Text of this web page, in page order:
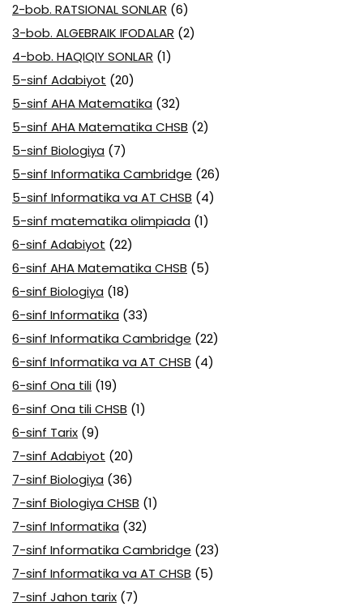
2-bob. RATSIONAL SONLAR (6)
3-bob. ALGEBRAIK IFODALAR (2)
4-bob. HAQIQIY SONLAR (1)
5-sinf Adabiyot (20)
5-sinf AHA Matematika (32)
5-sinf AHA Matematika CHSB (2)
5-sinf Biologiya (7)
5-sinf Informatika Cambridge (26)
5-sinf Informatika va AT CHSB (4)
5-sinf matematika olimpiada (1)
6-sinf Adabiyot (22)
6-sinf AHA Matematika CHSB (5)
6-sinf Biologiya (18)
6-sinf Informatika (33)
6-sinf Informatika Cambridge (22)
6-sinf Informatika va AT CHSB (4)
6-sinf Ona tili (19)
6-sinf Ona tili CHSB (1)
6-sinf Tarix (9)
7-sinf Adabiyot (20)
7-sinf Biologiya (36)
7-sinf Biologiya CHSB (1)
7-sinf Informatika (32)
7-sinf Informatika Cambridge (23)
7-sinf Informatika va AT CHSB (5)
7-sinf Jahon tarix (7)